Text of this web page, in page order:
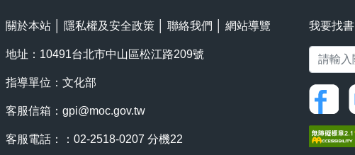
關於本站 隱私權及安全政策 聯絡我們 網站導覽
地址：10491台北市中山區松江路209號
指導單位：文化部
客服信箱： gpi@moc.gov.tw
客服電話：：02-2518-0207 分機22
我要找書